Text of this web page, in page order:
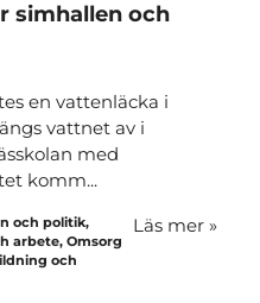
simhallen och
en vattenläcka i
vattnet av i
med
komm...
och politik,
arbete, Omsorg
och
Läs mer »